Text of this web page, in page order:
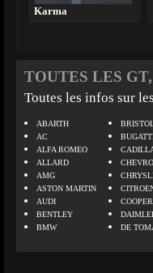
Karma
TOUTES LES
Toutes les infos sur
ABARTH
AC
ALFA ROMEO
ALLARD
AMG
ASTON MARTIN
AUDI
BENTLEY
BMW
COOPER
DE